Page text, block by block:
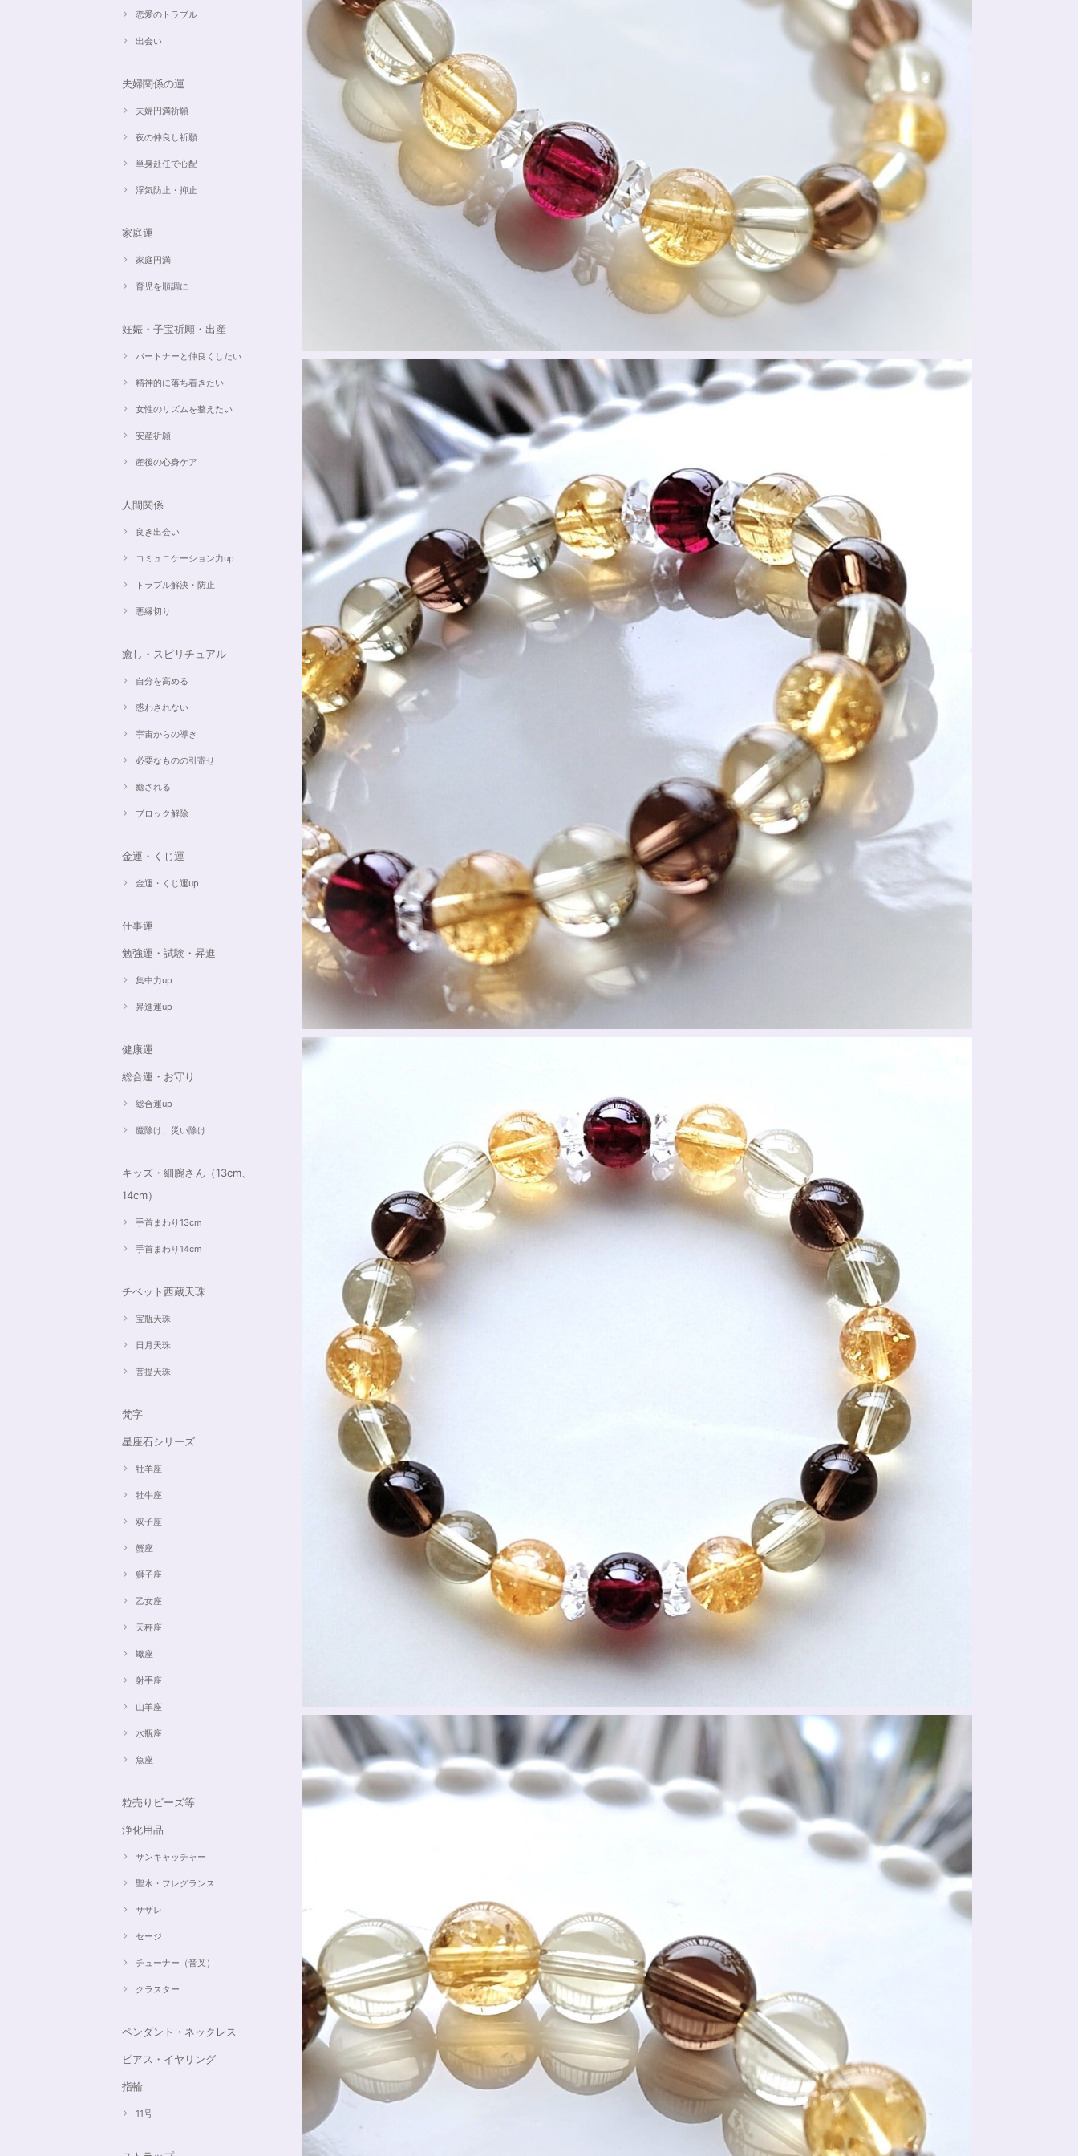
恋愛のトラブル
出会い
夫婦関係の運
夫婦円満祈願
夜の仲良し祈願
単身赴任で心配
浮気防止・抑止
家庭運
家庭円満
育児を順調に
妊娠・子宝祈願・出産
パートナーと仲良くしたい
精神的に落ち着きたい
女性のリズムを整えたい
安産祈願
産後の心身ケア
人間関係
良き出会い
コミュニケーション力up
トラブル解決・防止
悪縁切り
癒し・スピリチュアル
自分を高める
惑わされない
宇宙からの導き
必要なものの引寄せ
癒される
ブロック解除
金運・くじ運
金運・くじ運up
仕事運
勉強運・試験・昇進
集中力up
昇進運up
健康運
総合運・お守り
総合運up
魔除け、災い除け
キッズ・細腕さん（13cm、
14cm）
手首まわり13cm
手首まわり14cm
チベット西蔵天珠
宝瓶天珠
日月天珠
菩提天珠
梵字
星座石シリーズ
牡羊座
牡牛座
双子座
蟹座
獅子座
乙女座
天秤座
蠍座
射手座
山羊座
水瓶座
魚座
粒売りビーズ等
浄化用品
サンキャッチャー
聖水・フレグランス
サザレ
セージ
チューナー（音叉）
クラスター
ペンダント・ネックレス
ピアス・イヤリング
指輪
11号